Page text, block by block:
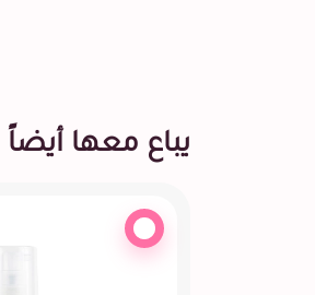
يباع معها أيضاً